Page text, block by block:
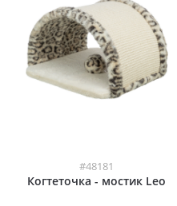
#48181
Когтеточка - мостик Leo